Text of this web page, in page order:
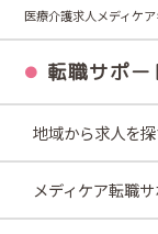
医療介護求人メディケ
転職サポー
地域から求人を
メディケア転職